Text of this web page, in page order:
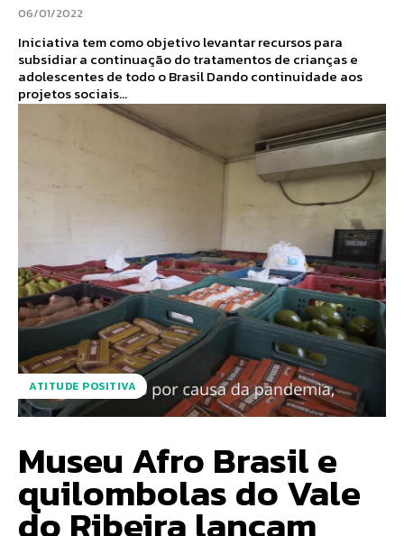
06/01/2022
Iniciativa tem como objetivo levantar recursos para
subsidiar a continuação do tratamentos de crianças e
adolescentes de todo o Brasil Dando continuidade aos
projetos sociais...
ATITUDE POSITIVA
Museu Afro Brasil e
quilombolas do Vale